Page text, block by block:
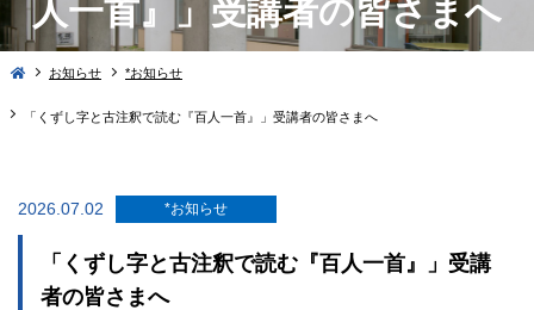
人一首』」受講者の皆さまへ
お知らせ *お知らせ
「くずし字と古注釈で読む『百人一首』」受講者の皆さまへ
2026.07.02 *お知らせ
「くずし字と古注釈で読む『百人一首』」受講
者の皆さまへ